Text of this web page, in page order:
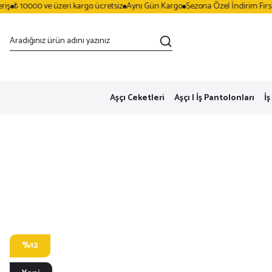
₺ 10000 ve üzeri kargo ücretsiz Aynı Gün Kargo Sezona Özel İndirim
Aşçı Ceketleri Aşçı | İş Pantolonları
%12